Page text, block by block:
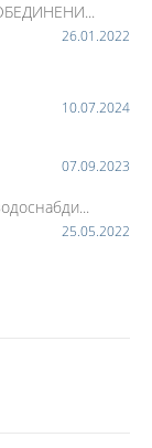
26.01.2022
10.07.2024
07.09.2023
25.05.2022